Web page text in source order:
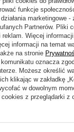
funkcje
marketingowe -
Partnerów. Pliki
reklam. Więcej
informacji na temat
na stronie
oznacza
Możesz określić
klikając w zakładkę
w dowolnym
z przeglądarki z